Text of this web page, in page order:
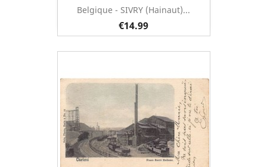
Belgique - SIVRY (Hainaut)...
€14.99